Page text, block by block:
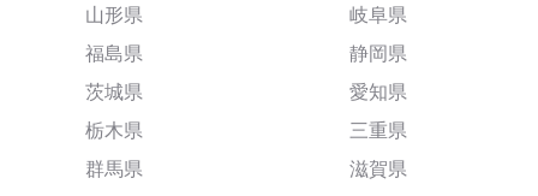
山形県
福島県
茨城県
栃木県
群馬県
岐阜県
静岡県
愛知県
三重県
滋賀県